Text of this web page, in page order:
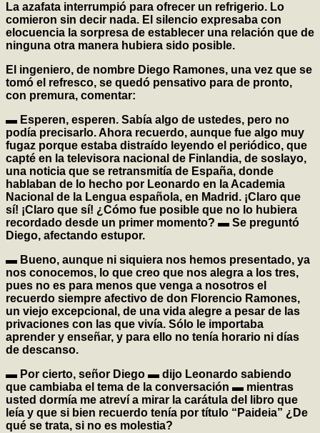
La azafata interrumpió para ofrecer un refrigerio. Lo
comieron sin decir nada. El silencio expresaba con
elocuencia la sorpresa de establecer una relación que de
ninguna otra manera hubiera sido posible.
El ingeniero, de nombre Diego Ramones, una vez que se
tomó el refresco, se quedó pensativo para de pronto,
con premura, comentar:
▬ Esperen, esperen. Sabía algo de ustedes, pero no
podía precisarlo. Ahora recuerdo, aunque fue algo muy
fugaz porque estaba distraído leyendo el periódico, que
capté en la televisora nacional de Finlandia, de soslayo,
una noticia que se retransmitía de España, donde
hablaban de lo hecho por Leonardo en la Academia
Nacional de la Lengua española, en Madrid. ¡Claro que
sí! ¡Claro que sí! ¿Cómo fue posible que no lo hubiera
recordado desde un primer momento? ▬ Se preguntó
Diego, afectando estupor.
▬ Bueno, aunque ni siquiera nos hemos presentado, ya
nos conocemos, lo que creo que nos alegra a los tres,
pues no es para menos que venga a nosotros el
recuerdo siempre afectivo de don Florencio Ramones,
un viejo excepcional, de una vida alegre a pesar de las
privaciones con las que vivía. Sólo le importaba
aprender y enseñar, y para ello no tenía horario ni días
de descanso.
▬ Por cierto, señor Diego ▬ dijo Leonardo sabiendo
que cambiaba el tema de la conversación ▬ mientras
usted dormía me atreví a mirar la carátula del libro que
leía y que si bien recuerdo tenía por título “Paideia” ¿De
qué se trata, si no es molestia?